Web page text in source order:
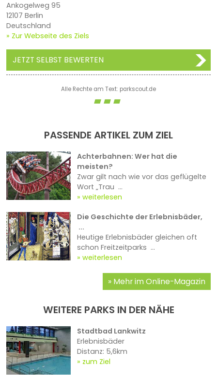
Ankogelweg 95
12107 Berlin
Deutschland
» Zur Webseite des Ziels
JETZT SELBST BEWERTEN
Alle Rechte am Text: parkscout.de
PASSENDE ARTIKEL ZUM ZIEL
Achterbahnen: Wer hat die
meisten?
Zwar gilt nach wie vor das geflügelte
Wort „Trau ...
weiterlesen
Die Geschichte der Erlebnisbäder,
...
Heutige Erlebnisbäder gleichen oft
schon Freitzeitparks ...
weiterlesen
Mehr im Online-Magazin
WEITERE PARKS IN DER NÄHE
Stadtbad Lankwitz
Erlebnisbäder
Distanz: 5,6km
zum Ziel